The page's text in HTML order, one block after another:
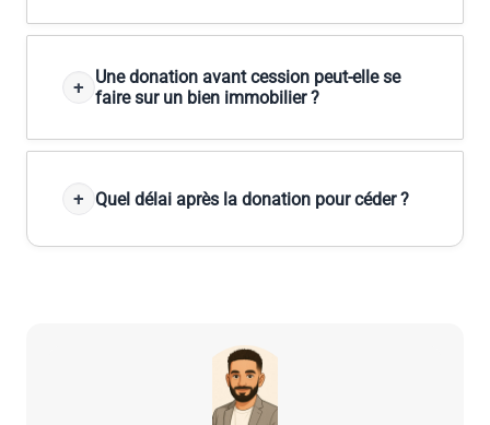
Une donation avant cession peut-elle se
faire sur un bien immobilier ?
Quel délai après la donation pour céder ?